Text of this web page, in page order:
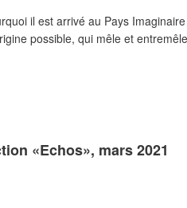
il est arrivé au Pays
possible, qui mêle et
«Echos», mars 2021